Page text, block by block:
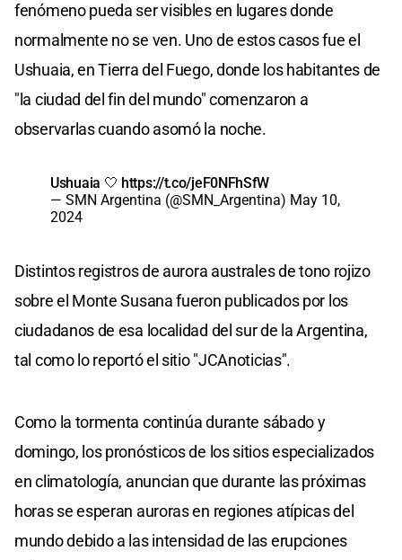
fenómeno pueda ser visibles en lugares donde
normalmente no se ven. Uno de estos casos fue el
Ushuaia, en Tierra del Fuego, donde los habitantes de
"la ciudad del fin del mundo" comenzaron a
observarlas cuando asomó la noche.
Ushuaia 🤍 https://t.co/jeF0NFhSfW
— SMN Argentina (@SMN_Argentina) May 10,
2024
Distintos registros de aurora australes de tono rojizo
sobre el Monte Susana fueron publicados por los
ciudadanos de esa localidad del sur de la Argentina,
tal como lo reportó el sitio "JCAnoticias".
Como la tormenta continúa durante sábado y
domingo, los pronósticos de los sitios especializados
en climatología, anuncian que durante las próximas
horas se esperan auroras en regiones atípicas del
mundo debido a las intensidad de las erupciones